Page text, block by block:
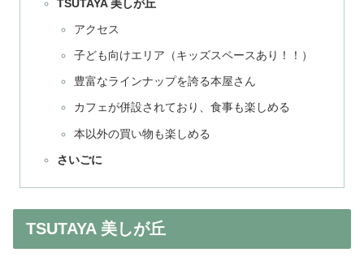
TSUTAYA 美しが丘
アクセス
子ども向けエリア（キッズスペースあり！！）
豊富なラインナップを誇る本屋さん
カフェが併設されており、食事も楽しめる
本以外の買い物も楽しめる
さいごに
TSUTAYA 美しが丘